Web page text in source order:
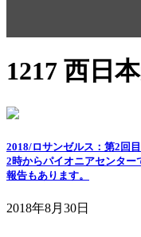
1217 西日
2018/ロサンゼルス：第2回
2時からパイオニアセンタ
報告もあります。
2018年8月30日